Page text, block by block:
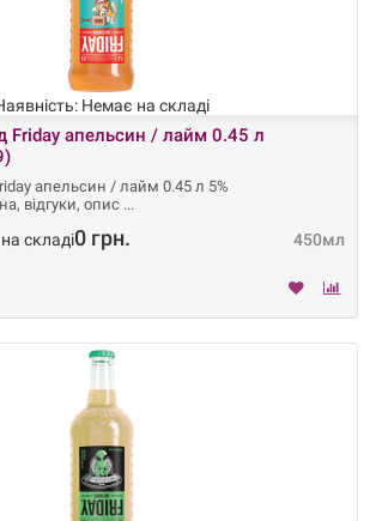
Немає на складі
апельсин / лайм 0.45 л
апельсин / лайм 0.45 л 5%
відгуки, опис
450мл
складі0 грн.